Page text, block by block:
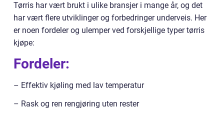
Tørris har vært brukt i ulike bransjer i mange år, og det
har vært flere utviklinger og forbedringer underveis. Her
er noen fordeler og ulemper ved forskjellige typer tørris
kjøpe:
Fordeler:
– Effektiv kjøling med lav temperatur
– Rask og ren rengjøring uten rester